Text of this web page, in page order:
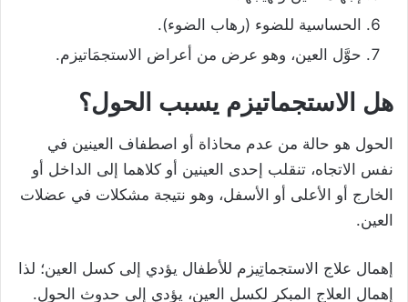
الحساسية للضوء (رهاب الضوء).
حوَّل العين، وهو عرض من أعراض الاستجمَاتيزم.
هل الاستجماتيزم يسبب الحول؟
الحول هو حالة من عدم محاذاة أو اصطفاف العينين في
نفس الاتجاه، تنقلب إحدى العينين أو كلاهما إلى الداخل أو
الخارج أو الأعلى أو الأسفل، وهو نتيجة مشكلات في عضلات
العين.
إهمال علاج الاستجماتِيزم للأطفال يؤدي إلى كسل العين؛ لذا
إهمال العلاج المبكر لكسل العين، يؤدي إلى حدوث الحول.